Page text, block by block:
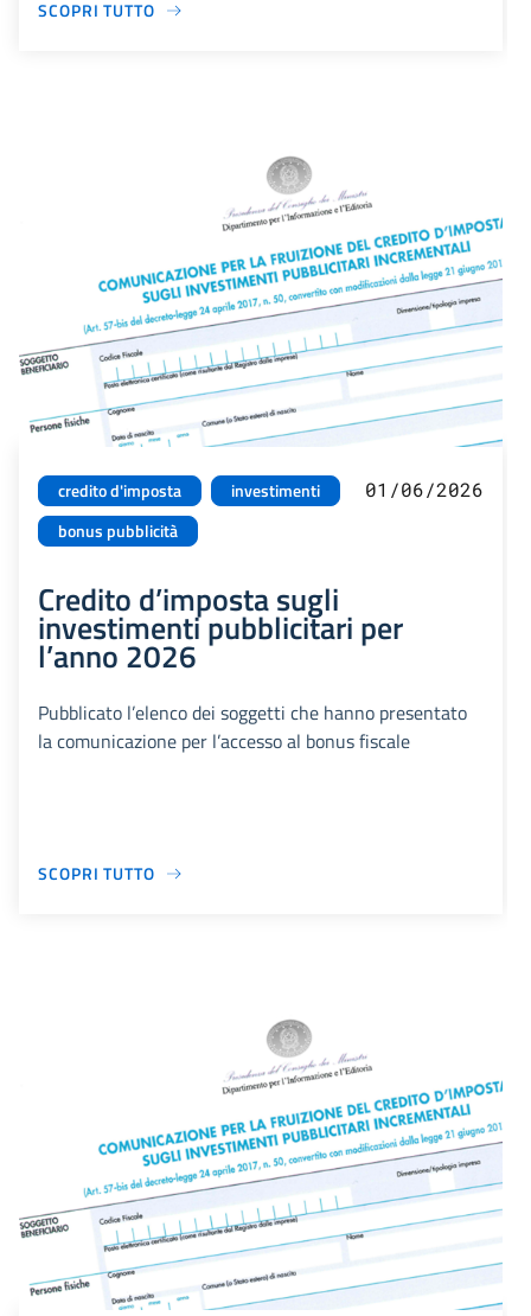
SCOPRI TUTTO
credito d'imposta
investimenti
bonus pubblicità
01/06/2026
Credito d’imposta sugli
investimenti pubblicitari per
l’anno 2026
Pubblicato l’elenco dei soggetti che hanno presentato
la comunicazione per l’accesso al bonus fiscale
SCOPRI TUTTO